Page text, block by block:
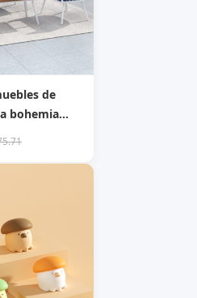
de
bohemia
muebles de
de madera